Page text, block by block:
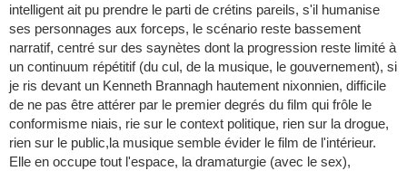
intelligent ait pu prendre le parti de crétins pareils, s'il humanise
ses personnages aux forceps, le scénario reste bassement
narratif, centré sur des saynètes dont la progression reste limité à
un continuum répétitif (du cul, de la musique, le gouvernement), si
je ris devant un Kenneth Brannagh hautement nixonnien, difficile
de ne pas être attérer par le premier degrés du film qui frôle le
conformisme niais, rie sur le context politique, rien sur la drogue,
rien sur le public,la musique semble évider le film de l'intérieur.
Elle en occupe tout l'espace, la dramaturgie (avec le sex),